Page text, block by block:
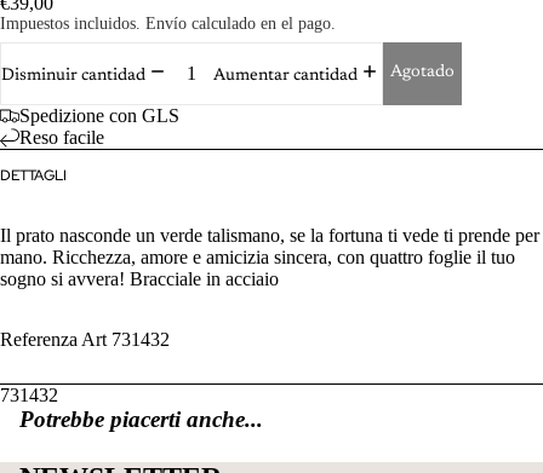
Impuestos incluidos. Envío calculado en el pago.
Disminuir cantidad Aumentar cantidad Agotado
Spedizione con GLS
Reso facile
DETTAGLI
Il prato nasconde un verde talismano, se la fortuna ti vede ti prende per
mano. Ricchezza, amore e amicizia sincera, con quattro foglie il tuo
sogno si avvera! Bracciale in acciaio
Referenza Art 731432
731432
Potrebbe piacerti anche...